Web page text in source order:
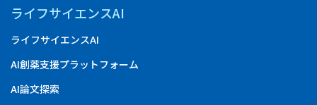
ライフサイエンスAI
ライフサイエンスAI
AI創薬支援プラットフォーム
AI論文探索